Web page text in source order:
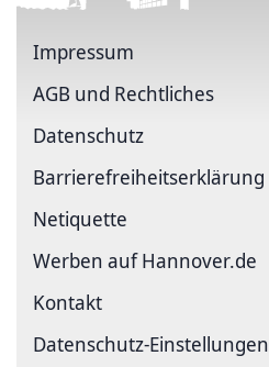
Impressum
AGB und Rechtliches
Datenschutz
Barriere­freiheits­erklärung
Netiquette
Werben auf Hannover.de
Kontakt
Datenschutz-Einstellungen